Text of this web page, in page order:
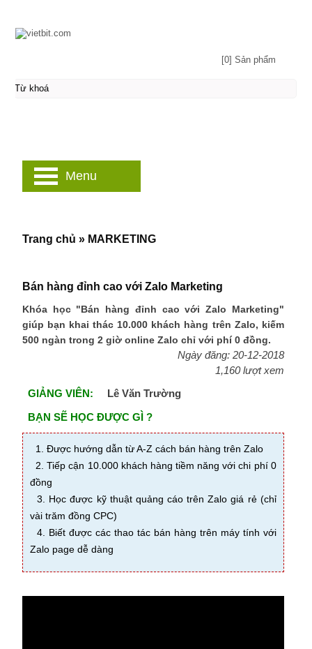
Bán hàng đỉnh cao với Zalo Marketing
Khóa học "Bán hàng đỉnh cao với Zalo Marketing"
giúp bạn khai thác 10.000 khách hàng trên Zalo, kiếm
500 ngàn trong 2 giờ online Zalo chỉ với phí 0 đồng.
Ngày đăng: 20-12-2018
1,160 lượt xem
GIẢNG VIÊN:
Lê Văn Trường
BẠN SẼ HỌC ĐƯỢC GÌ ?
1. Được hướng dẫn từ A-Z cách bán hàng trên Zalo
2. Tiếp cận 10.000 khách hàng tiềm năng với chi phí 0
đồng
3. Học được kỹ thuật quảng cáo trên Zalo giá rẻ (chỉ
vài trăm đồng CPC)
4. Biết được các thao tác bán hàng trên máy tính với
Zalo page dễ dàng
Trang chủ » MARKETING
[0] Sản phẩm
Menu